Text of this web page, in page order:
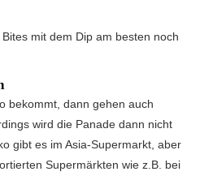
bekommt, dann gehen auch
wird die Panade dann nicht
gibt es im Asia-Supermarkt, aber
Supermärkten wie z.B. bei